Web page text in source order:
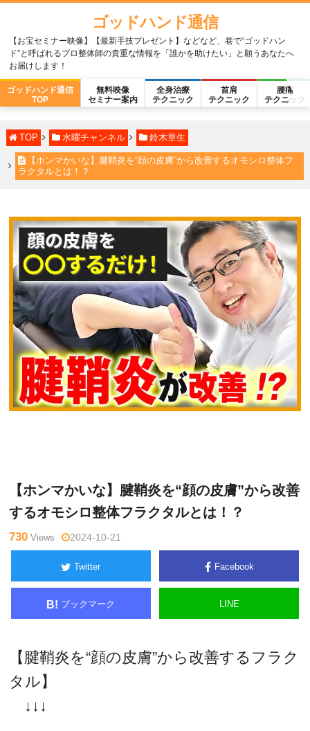
ゴッドハンド通信
【お宝セミナー映像】【最新手技プレゼント】などなど、巷で“ゴッドハン
ド”と呼ばれるプロ整体師の貴重な情報を「誰かを助けたい」と願うあなたへ
お届けします！
ゴッドハンド通信
TOP
無料映像
セミナー案内
全身治療
テクニック
首肩
テクニック
腰痛
テクニック
TOP 水曜チャンネル 鈴木章生
【ホンマかいな】腱鞘炎を“顔の皮膚”から改善するオモシロ整体フ
ラクタルとは！？
【ホンマかいな】腱鞘炎を“顔の皮膚”から改善
するオモシロ整体フラクタルとは！？
730 Views 2024-10-21
Twitter Facebook
B! ブックマーク LINE
【腱鞘炎を“顔の皮膚”から改善するフラク
タル】
↓↓↓